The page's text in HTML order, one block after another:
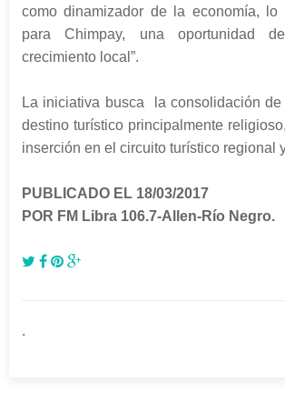
como dinamizador de la economía, lo
para Chimpay, una oportunidad
crecimiento local”.
La iniciativa busca la consolidación de
destino turístico principalmente
inserción en el circuito turístico regional
PUBLICADO EL 18/03/2017
POR FM Libra 106.7-Allen-Río Negro.
.